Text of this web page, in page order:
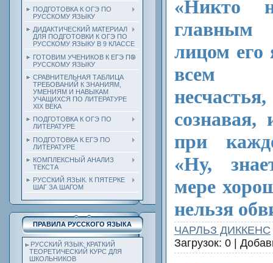
ПОДГОТОВКА К ОГЭ ПО
РУССКОМУ ЯЗЫКУ
ДИДАКТИЧЕСКИЙ МАТЕРИАЛ
ДЛЯ ПОДГОТОВКИ К ОГЭ ПО
РУССКОМУ ЯЗЫКУ В 9 КЛАССЕ
ГОТОВИМ УЧЕНИКОВ К ЕГЭ ПО
РУССКОМУ ЯЗЫКУ
СРАВНИТЕЛЬНАЯ ТАБЛИЦА
ТРЕБОВАНИЙ К ЗНАНИЯМ,
УМЕНИЯМ И НАВЫКАМ
УЧАЩИХСЯ ПО ЛИТЕРАТУРЕ
ХIХ ВЕКА
ПОДГОТОВКА К ОГЭ ПО
ЛИТЕРАТУРЕ
ПОДГОТОВКА К ЕГЭ ПО
ЛИТЕРАТУРЕ
КОМПЛЕКСНЫЙ АНАЛИЗ
ТЕКСТА
РУССКИЙ ЯЗЫК. К ПЯТЕРКЕ
ШАГ ЗА ШАГОМ
ПРАВИЛА РУССКОГО ЯЗЫКА
РУССКИЙ ЯЗЫК: КРАТКИЙ
ТЕОРЕТИЧЕСКИЙ КУРС ДЛЯ
ШКОЛЬНИКОВ
«Никто
лицом его
всем
при
«Ну,
мере
нельзя
ЧАРЛЬЗ ДИККЕНС
Загрузок: 0 |